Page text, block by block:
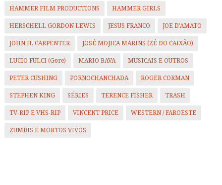
HAMMER FILM PRODUCTIONS HAMMER GIRLS
HERSCHELL GORDON LEWIS JESUS FRANCO JOE D'AMATO
JOHN H. CARPENTER JOSÉ MOJICA MARINS (ZÉ DO CAIXÃO)
LUCIO FULCI (Gore) MARIO BAVA MUSICAIS E OUTROS
PETER CUSHING PORNOCHANCHADA ROGER CORMAN
STEPHEN KING SÉRIES TERENCE FISHER TRASH
TV-RIP E VHS-RIP VINCENT PRICE WESTERN / FAROESTE
ZUMBIS E MORTOS VIVOS